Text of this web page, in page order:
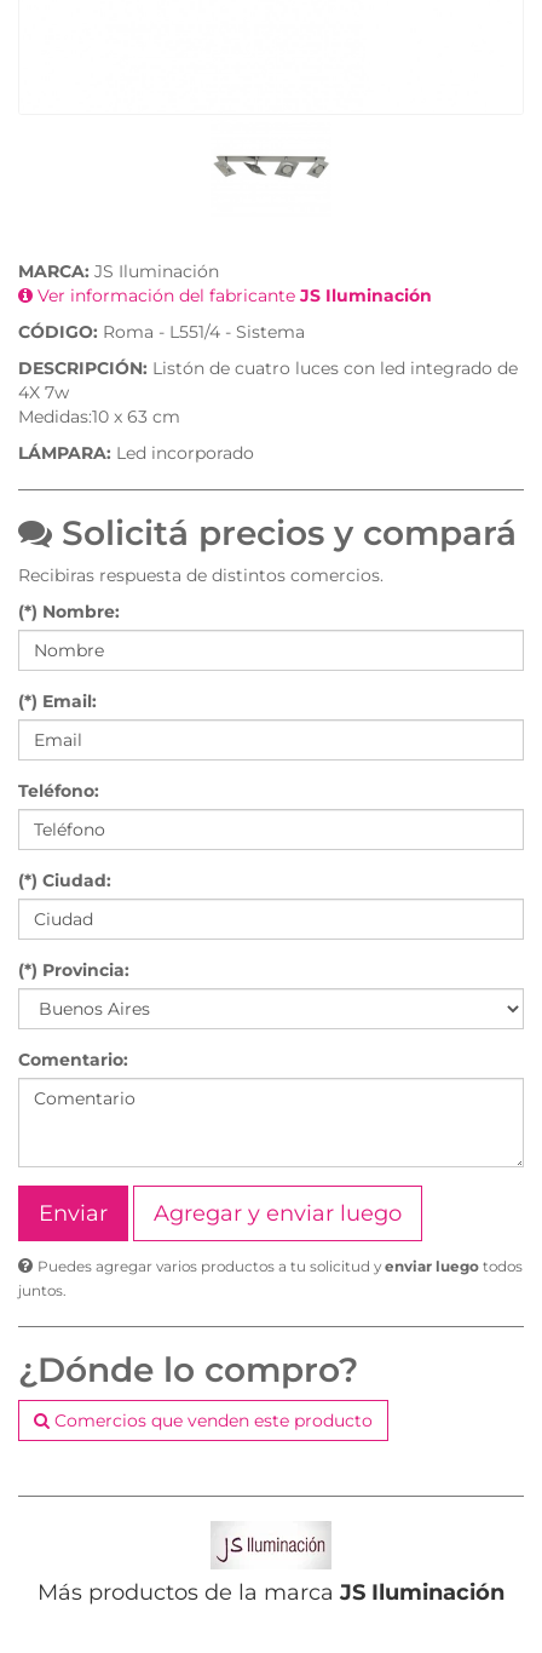
MARCA: JS Iluminación
Ver información del fabricante JS Iluminación
CÓDIGO: Roma - L551/4 - Sistema
DESCRIPCIÓN: Listón de cuatro luces con led integrado de
4X 7w
Medidas:10 x 63 cm
LÁMPARA: Led incorporado
Solicitá precios y compará
Recibiras respuesta de distintos comercios.
(*) Nombre:
(*) Email:
Teléfono:
(*) Ciudad:
(*) Provincia:
Comentario:
Agregar y enviar luego
Puedes agregar varios productos a tu solicitud y enviar luego todos
juntos.
¿Dónde lo compro?
Comercios que venden este producto
Más productos de la marca JS Iluminación